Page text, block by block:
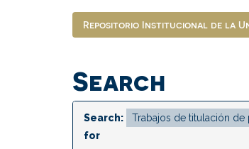
Repositorio Institucional de la
Search
Search:
for